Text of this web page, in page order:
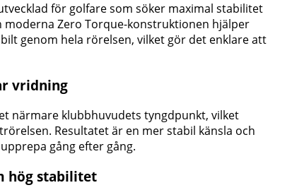
för golfare som söker maximal stabilitet
moderna Zero Torque-konstruktionen hjälper
genom hela rörelsen, vilket gör det enklare att
vridning
närmare klubbhuvudets tyngdpunkt, vilket
Resultatet är en mer stabil känsla och
gång efter gång.
hög stabilitet